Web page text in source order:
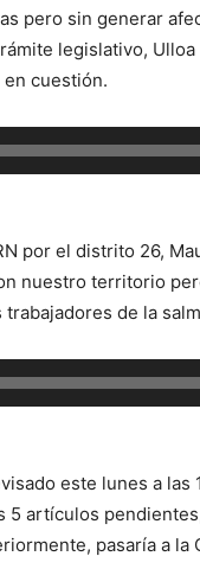
pero sin generar
legislativo,
cuestión.
por el distrito 26,
nuestro territorio
de la
este lunes a
5 artículos
pasaría a